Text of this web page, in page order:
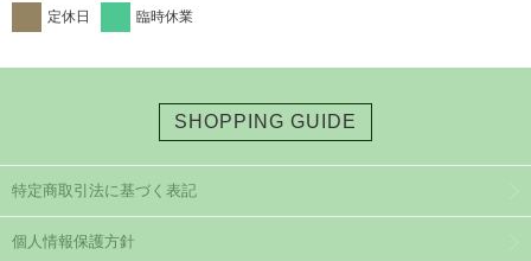
定休日 臨時休業
SHOPPING GUIDE
特定商取引法に基づく表記
個人情報保護方針